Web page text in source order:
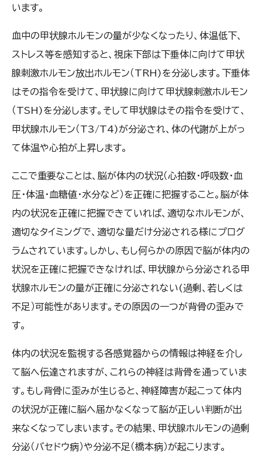
います。
血中の甲状腺ホルモンの量が少なくなったり、体温低下、
ストレス等を感知すると、視床下部は下垂体に向けて甲状
腺刺激ホルモン放出ホルモン（TRH)を分泌します。下垂体
はその指令を受けて、甲状腺に向けて甲状腺刺激ホルモン
（TSH)を分泌します。そして甲状腺はその指令を受けて、
甲状腺ホルモン（T3/T4)が分泌され、体の代謝が上がっ
て体温や心拍が上昇します。
ここで重要なことは、脳が体内の状況（心拍数・呼吸数・血
圧・体温・血糖値・水分など）を正確に把握すること。脳が体
内の状況を正確に把握できていれば、適切なホルモンが、
適切なタイミングで、適切な量だけ分泌される様にプログ
ラムされています。しかし、もし何らかの原因で脳が体内の
状況を正確に把握できなければ、甲状腺から分泌される甲
状腺ホルモンの量が正確に分泌されない(過剰、若しくは
不足）可能性があります。その原因の一つが背骨の歪みで
す。
体内の状況を監視する各感覚器からの情報は神経を介し
て脳へ伝達されますが、これらの神経は背骨を通っていま
す。もし背骨に歪みが生じると、神経障害が起こって体内
の状況が正確に脳へ届かなくなって脳が正しい判断が出
来なくなってしまいます。その結果、甲状腺ホルモンの過剰
分泌（バセドウ病）や分泌不足（橋本病）が起こります。